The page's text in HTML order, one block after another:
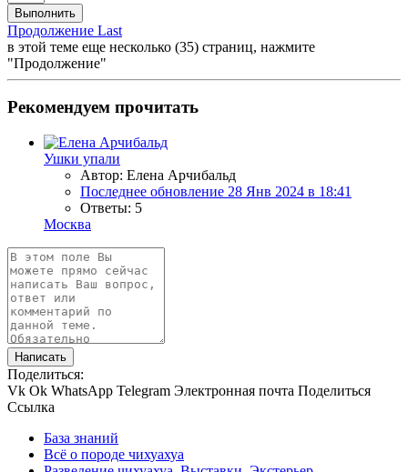
Выполнить
Продолжение Last
в этой теме еще несколько (35) страниц, нажмите
"Продолжение"
Рекомендуем прочитать
Ушки упали
Автор: Елена Арчибальд
Последнее обновление 28 Янв 2024 в 18:41
Ответы: 5
Москва
Написать
Поделиться:
Vk Ok WhatsApp Telegram Электронная почта Поделиться
Ссылка
База знаний
Всё о породе чихуахуа